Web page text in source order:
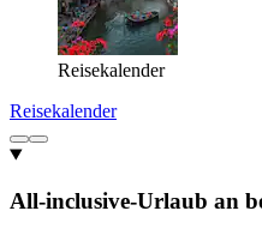
Reisekalender
Reisekalender
All-inclusive-Urlaub an